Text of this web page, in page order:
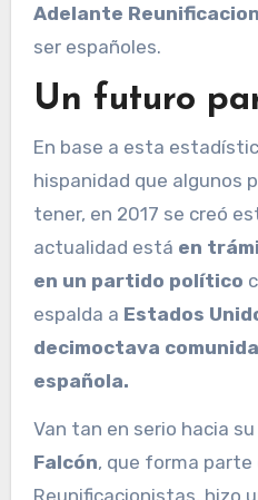
Adelante
ser españoles.
Un futuro
En base a esta
hispanidad que algunos
tener, en 2017 se creó
actualidad está en
en un partido político
espalda a Estados
decimoctava
española.
Van tan en serio hacia
Falcón, que forma parte